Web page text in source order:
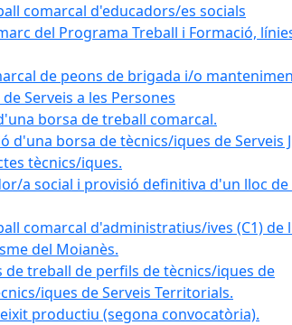
comarcal d'educadors/es socials
del Programa Treball i Formació,
de peons de brigada i/o
Serveis a les Persones
borsa de treball comarcal.
d'una borsa de tècnics/iques de Serveis
tècnics/iques.
a social i provisió definitiva d'un lloc
comarcal d'administratius/ives (C1) de
del Moianès.
treball de perfils de tècnics/iques de
iques de Serveis Territorials.
productiu (segona convocatòria).